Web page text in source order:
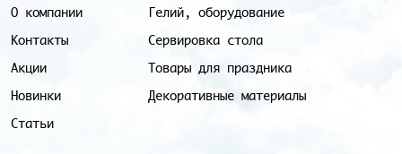
О компании
Контакты
Акции
Новинки
Статьи
Гелий, оборудование
Сервировка стола
Товары для праздника
Декоративные материалы